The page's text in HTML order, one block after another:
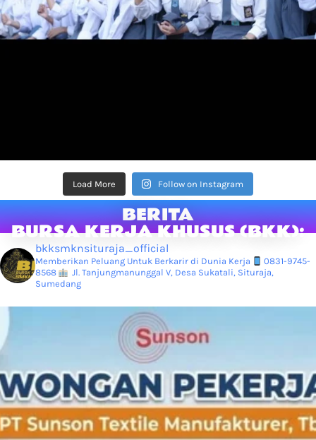
Load More Follow on Instagram
BERITA
BURSA KERJA KHUSUS (BKK):
bkksmknsituraja_official
Memberikan Peluang Untuk Berkarir di Dunia Kerja
0831-9745-
8568
Jl. Tanjungmanunggal V, Desa Sukatali, Situraja,
Sumedang